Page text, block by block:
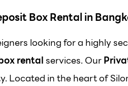
Box Rental in
looking for a highly
rentalservices. Our
Located in the heart of